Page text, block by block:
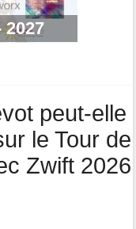
attaquer trop tôt"
étape
chute
2027
peut-elle
le Tour de
Zwift 2026